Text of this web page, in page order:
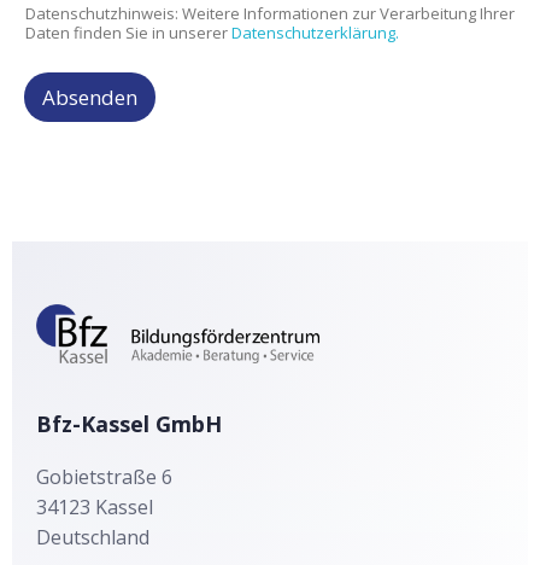
Datenschutzhinweis: Weitere Informationen zur Verarbeitung Ihrer
Daten finden Sie in unsererDatenschutzerklärung.
Absenden
Bfz-Kassel GmbH
Gobietstraße 6
34123 Kassel
Deutschland